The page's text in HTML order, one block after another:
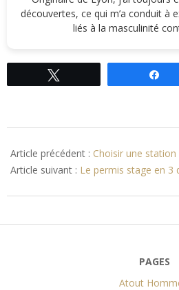
découvertes, ce qui m’a conduit à
liés à la masculinité
11-
29
Article précédent : Choisir une
Article suivant : Le permis stage en 3
PAGES
Atout